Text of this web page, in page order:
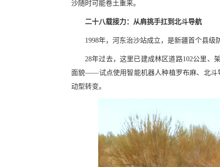
沙随时可能卷土重来。
二十八载接力：从肩挑手扛到北斗导航
1998年，河东治沙站成立，是新疆首个县
28年过去，这里已建成林区道路102公里、
面貌——试点使用智能机器人种植罗布麻、北斗
动型转变。